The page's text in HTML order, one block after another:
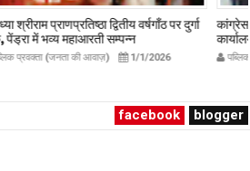
कांग्रेस जिला अध्यक्ष ने प्रस्तावित जिला कांग्रेस
कार्यालय प्रांगण में किया ध्वजारोहण
publicpravakta.com
पब्लिक प्रवक्ता (जनता की आवाज़) 1/27/2026
facebook blogger